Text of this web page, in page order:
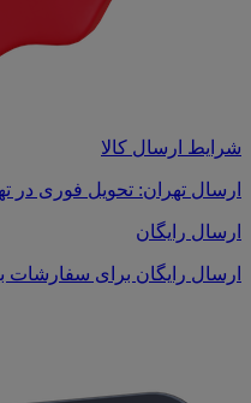
شرایط ارسال کالا
ارسال تهران: تحویل فوری در
ارسال رایگان
ارسال رایگان برای سفارشات بالای 2